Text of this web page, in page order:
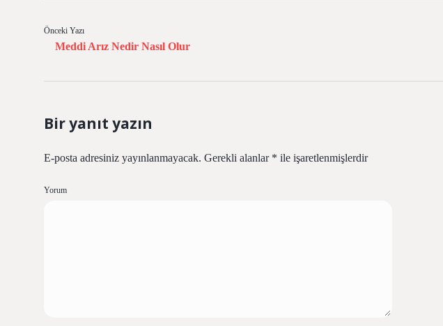
Önceki Yazı
Meddi Arız Nedir Nasıl Olur
Bir yanıt yazın
E-posta adresiniz yayınlanmayacak. Gerekli alanlar * ile işaretlenmişlerdir
Yorum